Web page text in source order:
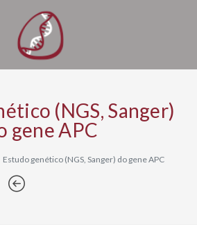
(NGS, Sanger)
gene APC
Estudo genético (NGS, Sanger) do gene APC